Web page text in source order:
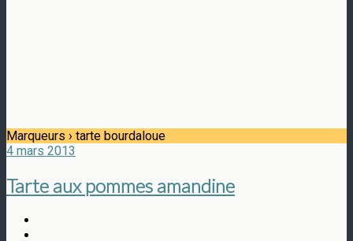
Marqueurs › tarte bourdaloue
4 mars 2013
Tarte aux pommes amandine